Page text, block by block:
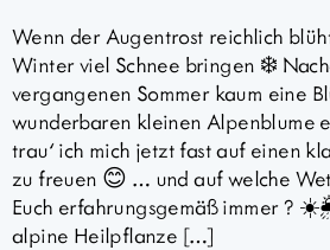
Wenn der Augentrost reichlich
Winter viel Schnee bringen ❄️
vergangenen Sommer kaum eine
wunderbaren kleinen Alpenblume
trau‘ ich mich jetzt fast auf einen
zu freuen 😊 … und auf welche
Euch erfahrungsgemäß immer
alpine Heilpflanze […]